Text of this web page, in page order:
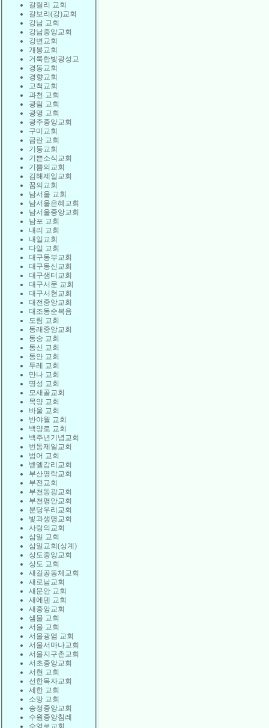
갈릴리 교회
갈보리(강)교회
강남 교회
강남중앙교회
강변교회
개봉교회
거룩한빛광성교
경동교회
경향교회
고척교회
과천 교회
광림 교회
광명 교회
광주중앙교회
구미교회
금란 교회
기둥교회
기쁜소식교회
기쁨의교회
김해제일교회
꿈의교회
남서울 교회
남서울은혜교회
남서울중앙교회
남포 교회
내리 교회
내일교회
다일 교회
대구동부교회
대구동신교회
대구샘터교회
대구서문 교회
대구서현교회
대전중앙교회
대조동순복음
도림 교회
동래중앙교회
동숭 교회
동신 교회
동안 교회
두레 교회
만나 교회
명성 교회
모새골교회
목양 교회
바울 교회
반야월 교회
백양로 교회
백주년기념교회
번동제일교회
범어 교회
벧엘감리교회
부산영락교회
부전교회
부천동광교회
부천평안교회
분당우리교회
빛과생명교회
사랑의교회
삼일 교회
삼일교회(상계)
상도중앙교회
상도 교회
새길공동체교회
새로남교회
새문안 교회
새에덴 교회
새중앙교회
샘물 교회
서울 교회
서울광염 교회
서울서마나교회
서울지구촌교회
서초중앙교회
서현 교회
선한목자교회
세한 교회
소망 교회
송정중앙교회
수원중앙침례
수영로교회